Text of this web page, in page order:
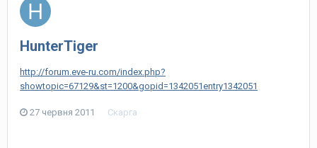
HunterTiger
http://forum.eve-ru.com/index.php?
showtopic=67129&st=1200&gopid=1342051entry1342051
27 червня 2011 Скарга